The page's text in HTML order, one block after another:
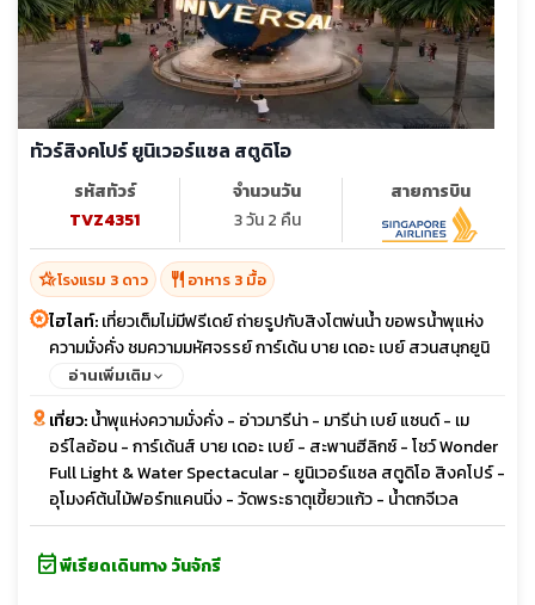
ทัวร์สิงคโปร์ ยูนิเวอร์แซล สตูดิโอ
รหัสทัวร์
TVZ4351
จำนวนวัน
3 วัน 2 คืน
สายการบิน
hotel_classโรงแรม 3 ดาว restaurant อาหาร 3 มื้อ
ไฮไลท์:เที่ยวเต็มไม่มีฟรีเดย์ ถ่ายรูปกับสิงโตพ่นน้ำ ขอพรน้ำพุแห่ง
ความมั่งคั่ง ชมความมหัศจรรย์ การ์เด้น บาย เดอะ เบย์ สวนสนุกยูนิ
เวอร์แซล สตูดิโอ
อ่านเพิ่มเติม
เที่ยว:น้ำพุแห่งความมั่งคั่ง - อ่าวมารีน่า - มารีน่า เบย์ แซนด์ - เม
อร์ไลอ้อน - การ์เด้นส์ บาย เดอะ เบย์ - สะพานฮีลิกซ์ - โชว์ Wonder
Full Light & Water Spectacular - ยูนิเวอร์แซล สตูดิโอ สิงคโปร์ -
อุโมงค์ต้นไม้ฟอร์ทแคนนิ่ง - วัดพระธาตุเขี้ยวแก้ว - น้ำตกจีเวล
event_availableพีเรียดเดินทาง วันจักรี